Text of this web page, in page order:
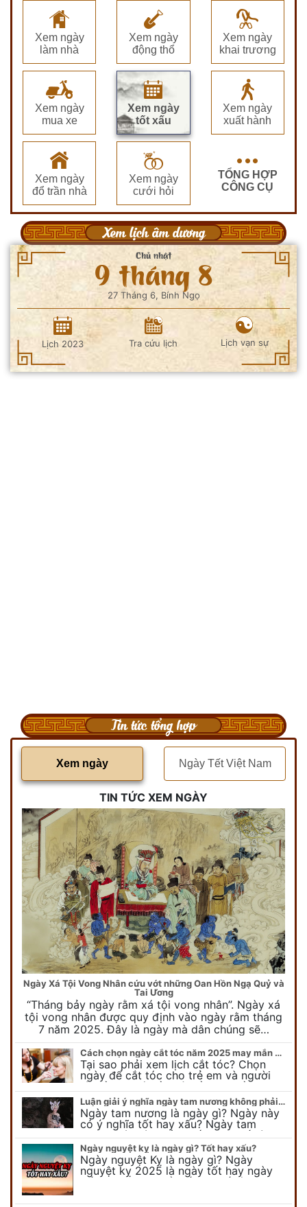
Xem ngày
làm nhà
Xem ngày
động thổ
Xem ngày
khai trương
Xem ngày
mua xe
Xem ngày
tốt xấu
Xem ngày
xuất hành
Xem ngày
đổ trần nhà
Xem ngày
cưới hỏi
TỔNG HỢP
CÔNG CỤ
Xem lịch âm dương
Chủ nhật
9 tháng 8
27 Tháng 6, Bính Ngọ
Lịch 2023 Tra cứu lịch Lịch vạn sự
Tin tức tổng hợp
Xem ngày Ngày Tết Việt Nam
TIN TỨC XEM NGÀY
Ngày Xá Tội Vong Nhân cứu vớt những Oan Hồn Ngạ Quỷ và
Tai Ương
“Tháng bảy ngày rằm xá tội vong nhân”. Ngày xá
tội vong nhân được quy định vào ngày rằm tháng
7 năm 2025. Đây là ngày mà dân chúng sẽ…
Cách chọn ngày cắt tóc năm 2025 may mắn cho cả trẻ em và người lớn
Tại sao phải xem lịch cắt tóc? Chọn
ngày để cắt tóc cho trẻ em và người
lớn cần lưu ý điều gì để gặp nhiều may
mắn ? Khi…
Luận giải ý nghĩa ngày tam nương không phải ai cũng biết
Ngày tam nương là ngày gì? Ngày này
có ý nghĩa tốt hay xấu? Ngày tam
nương sát có nguồn gốc như thế nào?
Cần kiêng kỵ điều gì khi…
Ngày nguyệt kỵ là ngày gì? Tốt hay xấu?
Ngày nguyệt Kỵ là ngày gì? Ngày
nguyệt kỵ 2025 là ngày tốt hay ngày
xấu, xem ngay để biết chi tiết ý nghĩa